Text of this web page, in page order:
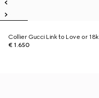
Collier Gucci Link to Love or 18k
€ 1.650